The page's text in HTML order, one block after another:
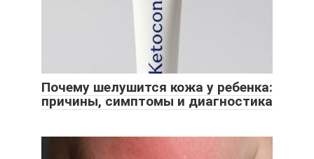
Почему шелушится кожа у ребенка:
причины, симптомы и диагностика